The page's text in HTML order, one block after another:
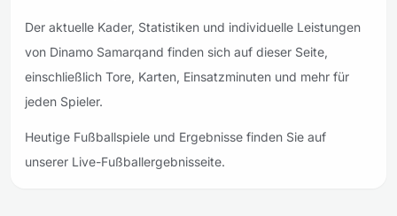
Der aktuelle Kader, Statistiken und individuelle Leistungen
von Dinamo Samarqand finden sich auf dieser Seite,
einschließlich Tore, Karten, Einsatzminuten und mehr für
jeden Spieler.
Heutige Fußballspiele und Ergebnisse finden Sie auf
unserer Live-Fußballergebnisseite.